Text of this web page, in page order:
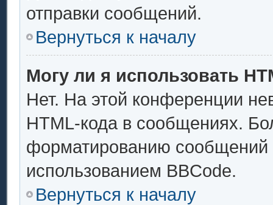
отправки сообщений.
Вернуться к началу
Могу ли я использовать
Нет. На этой конференции
HTML-кода в сообщениях.
форматированию сообщений
использованием BBCode.
Вернуться к началу